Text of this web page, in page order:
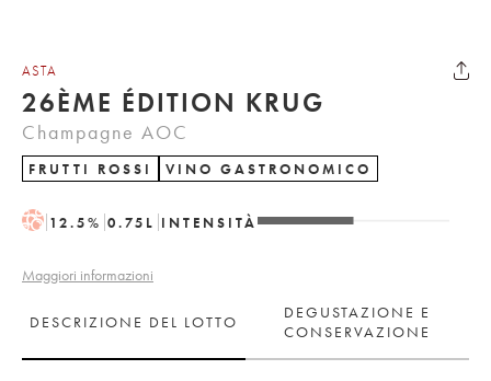
ASTA
26ÈME ÉDITION KRUG
Champagne AOC
FRUTTI ROSSI VINO GASTRONOMICO
H 12.5% 0.75 L INTENSITÀ
Maggiori informazioni
DESCRIZIONE DEL LOTTO
DEGUSTAZIONE E
CONSERVAZIONE